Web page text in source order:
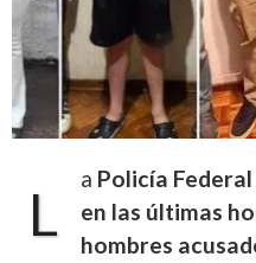
L
a Policía
en las últimas
hombres